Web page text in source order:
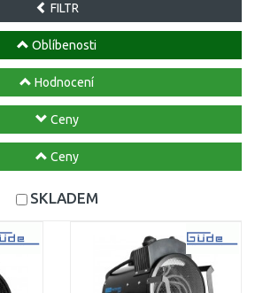
FILTR
Oblíbenosti
Hodnocení
Ceny
Ceny
SKLADEM